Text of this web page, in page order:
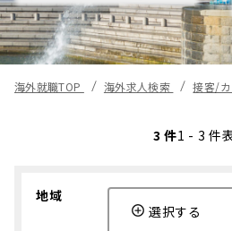
海外就職TOP 海外求人検索 接客/
3 件1 - 3 件
地域
選択する